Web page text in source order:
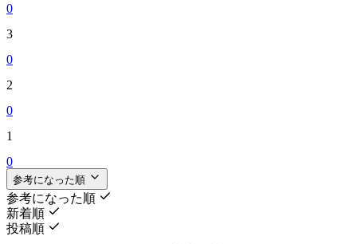
0
3
0
2
0
1
0
参考になった順
参考になった順
新着順
投稿順